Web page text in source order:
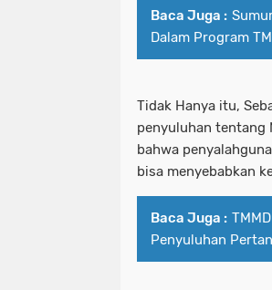
Baca Juga :
Dalam Program
Tidak Hanya itu,
penyuluhan tentang
bahwa
bisa menyebabkan
Baca Juga :
Penyuluhan